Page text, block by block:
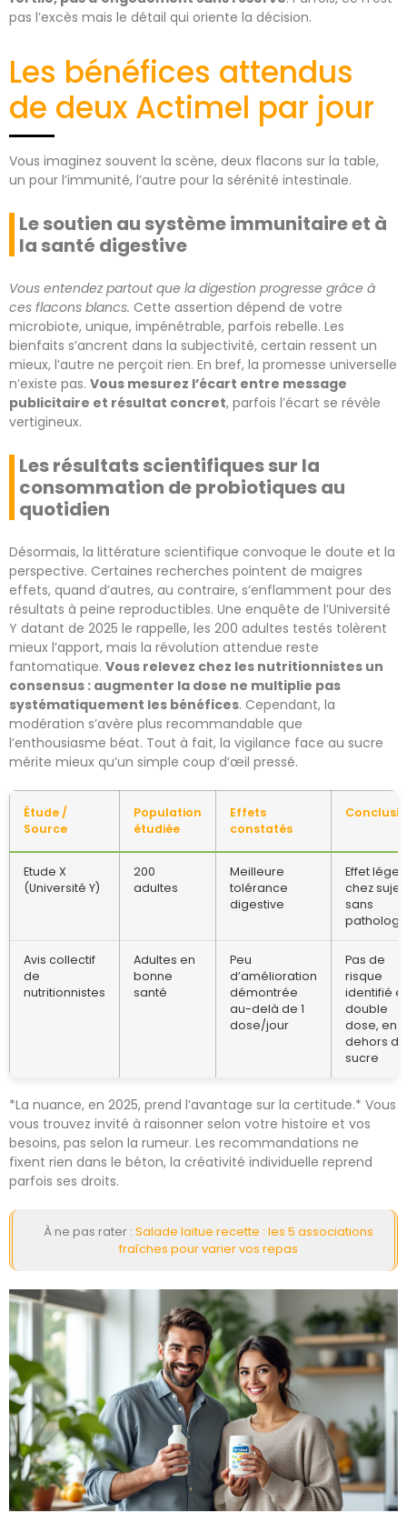
pas l’excès mais le détail qui oriente la décision.
Les bénéfices attendus
de deux Actimel par jour
Vous imaginez souvent la scène, deux flacons sur la table,
un pour l’immunité, l’autre pour la sérénité intestinale.
Le soutien au système immunitaire et à
la santé digestive
Vous entendez partout que la digestion progresse grâce à
ces flacons blancs. Cette assertion dépend de votre
microbiote, unique, impénétrable, parfois rebelle. Les
bienfaits s’ancrent dans la subjectivité, certain ressent un
mieux, l’autre ne perçoit rien. En bref, la promesse universelle
n’existe pas. Vous mesurez l’écart entre message
publicitaire et résultat concret, parfois l’écart se révèle
vertigineux.
Les résultats scientifiques sur la
consommation de probiotiques au
quotidien
Désormais, la littérature scientifique convoque le doute et la
perspective. Certaines recherches pointent de maigres
effets, quand d’autres, au contraire, s’enflamment pour des
résultats à peine reproductibles. Une enquête de l’Université
Y datant de 2025 le rappelle, les 200 adultes testés tolèrent
mieux l’apport, mais la révolution attendue reste
fantomatique. Vous relevez chez les nutritionnistes un
consensus : augmenter la dose ne multiplie pas
systématiquement les bénéfices. Cependant, la
modération s’avère plus recommandable que
l’enthousiasme béat. Tout à fait, la vigilance face au sucre
mérite mieux qu’un simple coup d’œil pressé.
Étude /
Source
Population
étudiée
Effets
constatés
Etude X
(Université Y)
200
adultes
Meilleure
tolérance
digestive
Effet léger
chez
sans
Avis collectif
de
nutritionnistes
Adultes en
bonne
santé
Peu
d’amélioration
démontrée
au-delà de 1
dose/jour
Pas de
risque
identifié
double
dose, en
dehors du
sucre
*La nuance, en 2025, prend l’avantage sur la certitude.* Vous
vous trouvez invité à raisonner selon votre histoire et vos
besoins, pas selon la rumeur. Les recommandations ne
fixent rien dans le béton, la créativité individuelle reprend
parfois ses droits.
À ne pas rater : Salade laitue recette : les 5 associations
fraîches pour varier vos repas